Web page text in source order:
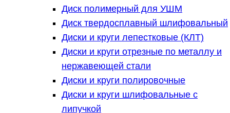
Диск полимерный для УШМ
Диск твердосплавный шлифовальный
Диски и круги лепестковые (КЛТ)
Диски и круги отрезные по металлу и
нержавеющей стали
Диски и круги полировочные
Диски и круги шлифовальные с
липучкой